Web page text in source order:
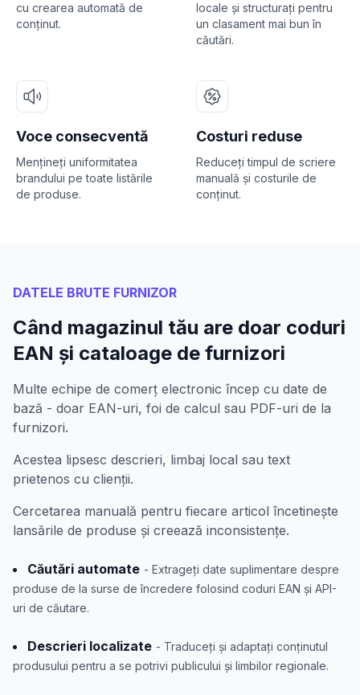
cu crearea automată de
conținut.
locale și structurați pentru
un clasament mai bun în
căutări.
Voce consecventă
Mențineți uniformitatea
brandului pe toate listările
de produse.
Costuri reduse
Reduceți timpul de scriere
manuală și costurile de
conținut.
DATELE BRUTE FURNIZOR
Când magazinul tău are doar coduri
EAN și cataloage de furnizori
Multe echipe de comerț electronic încep cu date de
bază - doar EAN-uri, foi de calcul sau PDF-uri de la
furnizori.
Acestea lipsesc descrieri, limbaj local sau text
prietenos cu clienții.
Cercetarea manuală pentru fiecare articol încetinește
lansările de produse și creează inconsistențe.
Căutări automate - Extrageți date suplimentare despre
produse de la surse de încredere folosind coduri EAN și API-
uri de căutare.
Descrieri localizate - Traduceți și adaptați conținutul
produsului pentru a se potrivi publicului și limbilor regionale.